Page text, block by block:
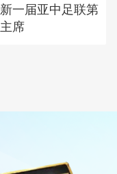
一届亚中足联第
席